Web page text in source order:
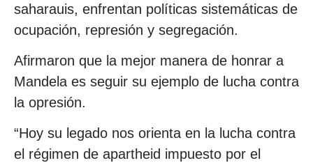
saharauis, enfrentan políticas sistemáticas de
ocupación, represión y segregación.
Afirmaron que la mejor manera de honrar a
Mandela es seguir su ejemplo de lucha contra
la opresión.
“Hoy su legado nos orienta en la lucha contra
el régimen de apartheid impuesto por el